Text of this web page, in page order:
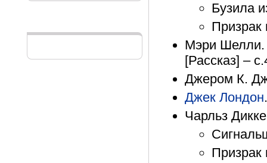
Бузила
Призрак
Мэри Шелли.
[Рассказ] –
Джером К.
Джек Лондон
Чарльз
Призрак